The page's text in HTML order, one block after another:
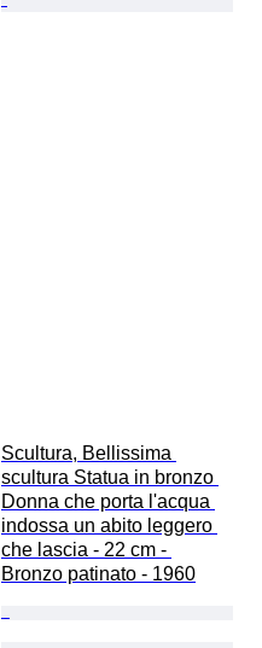
Scultura, Bellissima
scultura Statua in bronzo
Donna che porta l'acqua
indossa un abito leggero
che lascia - 22 cm -
Bronzo patinato - 1960